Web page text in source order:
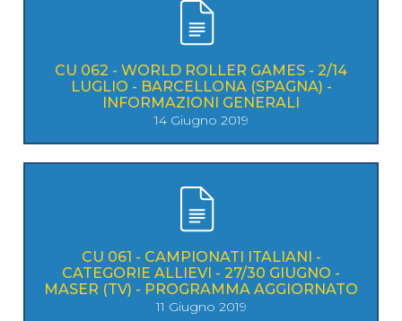
CU 062 - WORLD ROLLER GAMES - 2/14
LUGLIO - BARCELLONA (SPAGNA) -
INFORMAZIONI GENERALI
14 Giugno 2019
CU 061 - CAMPIONATI ITALIANI -
CATEGORIE ALLIEVI - 27/30 GIUGNO -
MASER (TV) - PROGRAMMA AGGIORNATO
11 Giugno 2019